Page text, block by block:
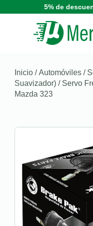
5% de
Inicio /Automóviles /
Suavizador) / Servo
Mazda 323